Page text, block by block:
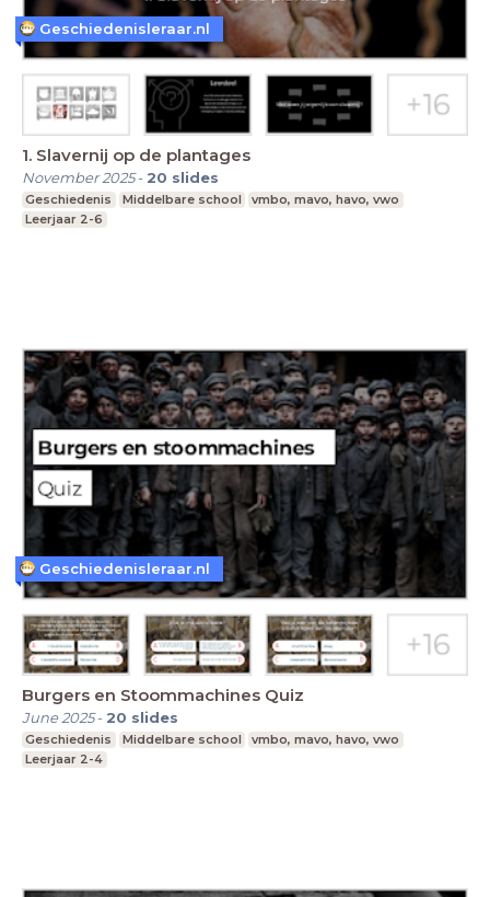
1. Slavernij op de plantages
November 2025- 20 slides
Geschiedenis Middelbare school
vmbo, mavo, havo, vwo
Leerjaar 2-6
Geschiedenisleraar.nl
Burgers en Stoommachines Quiz
June 2025- 20 slides
Geschiedenis Middelbare school
vmbo, mavo, havo, vwo
Leerjaar 2-4
Geschiedenisleraar.nl